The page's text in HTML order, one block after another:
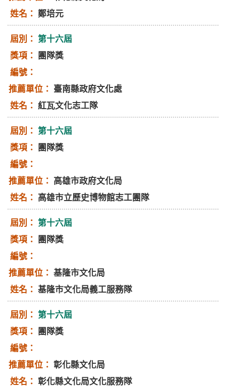
鄭培元
第十六屆
團隊獎
臺南縣政府文化處
紅瓦文化志工隊
第十六屆
團隊獎
高雄市政府文化局
高雄市立歷史博物館志工團隊
第十六屆
團隊獎
基隆市文化局
基隆市文化局義工服務隊
第十六屆
團隊獎
彰化縣文化局
彰化縣文化局文化服務隊